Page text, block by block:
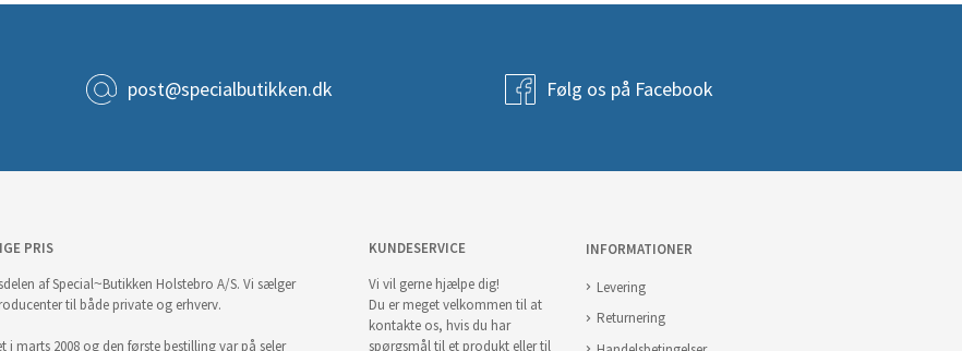
post@specialbutikken.dk Følg os på Facebook
PRIS
af Special~Butikken Holstebro A/S. Vi sælger
til både private og erhverv.
i marts 2008 og den første bestilling var på seler
KUNDESERVICE
Vi vil gerne hjælpe dig!
Du er meget velkommen til at
kontakte os, hvis du har
spørgsmål til et produkt eller til
INFORMATIONER
Levering
Returnering